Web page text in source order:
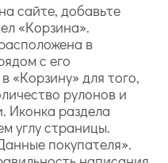
сайте, добавьте
«Корзина».
в
с его
«Корзину» для того,
рулонов и
Иконка раздела
углу страницы.
покупателя».